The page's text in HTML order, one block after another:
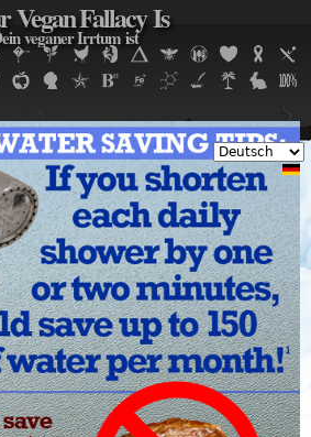
to navigation
Vegan Fallacy Is
veganer Irrtum ist